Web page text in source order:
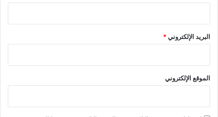
البريد الإلكتروني*
الموقع الإلكتروني